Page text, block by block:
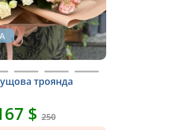
троянда
$250